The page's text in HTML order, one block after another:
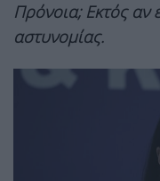
Πρόνοια; Εκτός αν
αστυνομίας.